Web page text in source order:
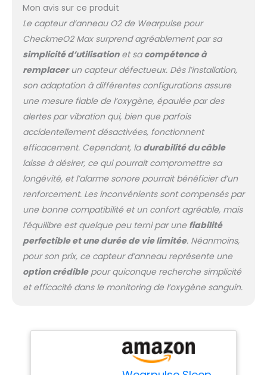
Mon avis sur ce produit
Le capteur d’anneau O2 de Wearpulse pour
CheckmeO2 Max surprend agréablement par sa
simplicité d’utilisationet sa compétence à
remplacerun capteur défectueux. Dès l’installation,
son adaptation à différentes configurations assure
une mesure fiable de l’oxygène, épaulée par des
alertes par vibration qui, bien que parfois
accidentellement désactivées, fonctionnent
efficacement. Cependant, la durabilité du câble
laisse à désirer, ce qui pourrait compromettre sa
longévité, et l’alarme sonore pourrait bénéficier d’un
renforcement. Les inconvénients sont compensés par
une bonne compatibilité et un confort agréable, mais
l’équilibre est quelque peu terni par une fiabilité
perfectible et une durée de vie limitée. Néanmoins,
pour son prix, ce capteur d’anneau représente une
option crédiblepour quiconque recherche simplicité
et efficacité dans le monitoring de l’oxygène sanguin.